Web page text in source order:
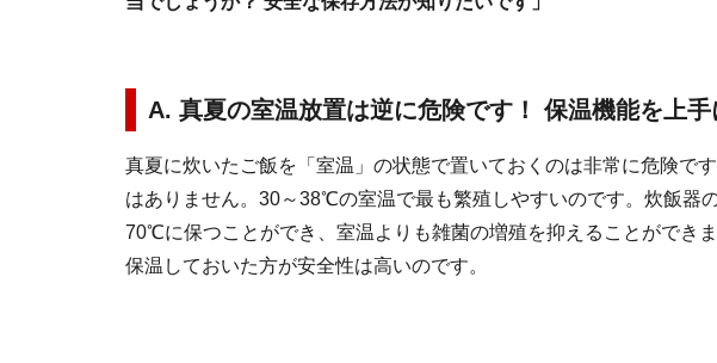
A. 真夏の室温放置は逆に危険です！ 保温機能を上手
真夏に炊いたご飯を「室温」の状態で置いておくのは非常に危険で
はありません。30～38℃の室温で最も繁殖しやすいのです。炊飯器
70℃に保つことができ、室温よりも雑菌の増殖を抑えることができ
保温しておいた方が安全性は高いのです。